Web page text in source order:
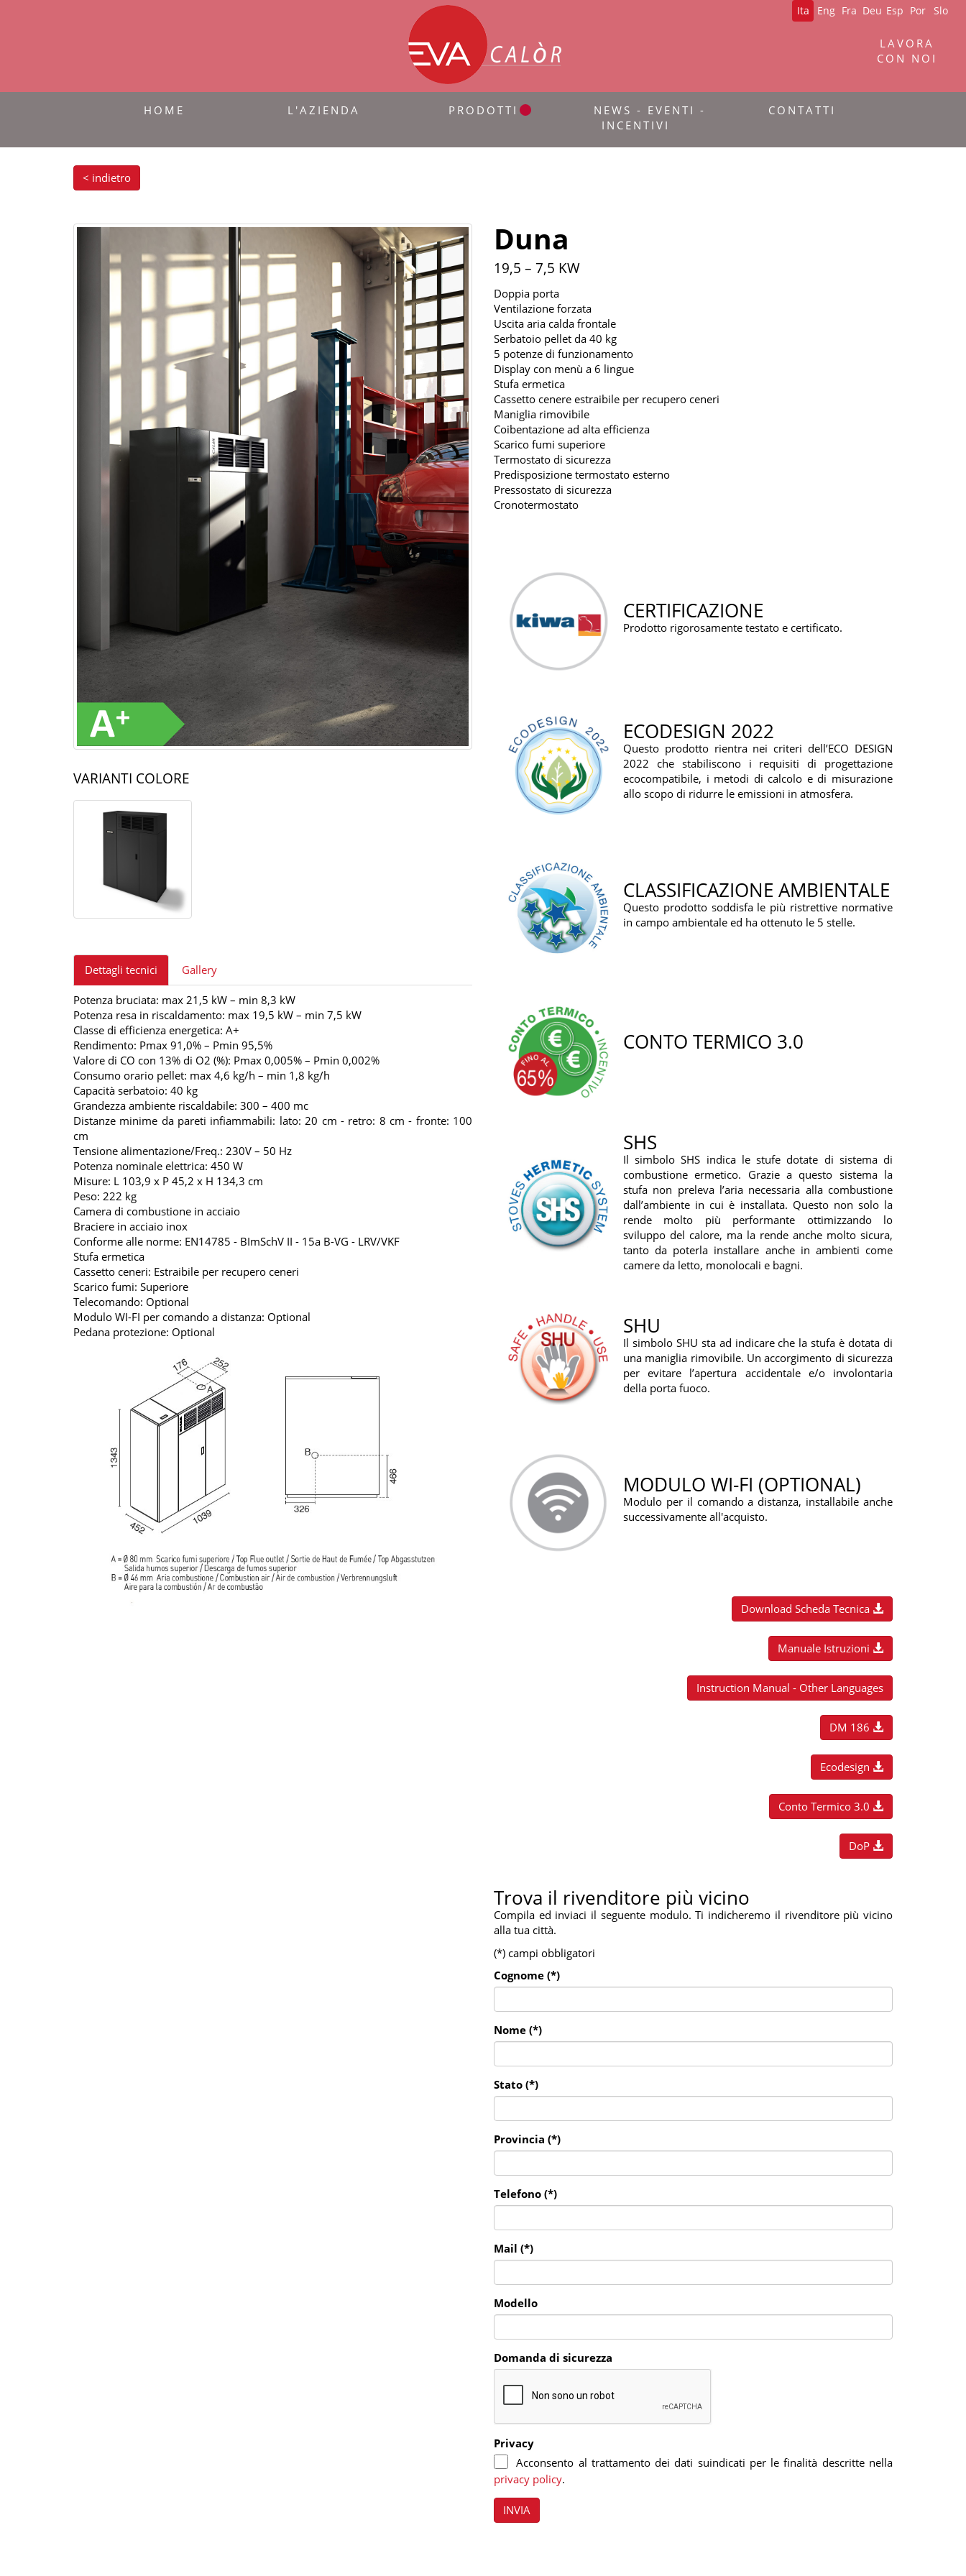
Ita Eng Fra Deu Esp Por Slo
LAVORA
CON NOI
HOME L'AZIENDA PRODOTTI
NEWS - EVENTI -
INCENTIVI
CONTATTI
< indietro
VARIANTI COLORE
Dettagli tecnici Gallery
Potenza bruciata: max 21,5 kW – min 8,3 kW
Potenza resa in riscaldamento: max 19,5 kW – min 7,5 kW
Classe di efficienza energetica: A+
Rendimento: Pmax 91,0% – Pmin 95,5%
Valore di CO con 13% di O2 (%): Pmax 0,005% – Pmin 0,002%
Consumo orario pellet: max 4,6 kg/h – min 1,8 kg/h
Capacità serbatoio: 40 kg
Grandezza ambiente riscaldabile: 300 – 400 mc
Distanze minime da pareti infiammabili: lato: 20 cm - retro: 8 cm - fronte: 100
cm
Tensione alimentazione/Freq.: 230V – 50 Hz
Potenza nominale elettrica: 450 W
Misure: L 103,9 x P 45,2 x H 134,3 cm
Peso: 222 kg
Camera di combustione in acciaio
Braciere in acciaio inox
Conforme alle norme: EN14785 - BImSchV II - 15a B-VG - LRV/VKF
Stufa ermetica
Cassetto ceneri: Estraibile per recupero ceneri
Scarico fumi: Superiore
Telecomando: Optional
Modulo WI-FI per comando a distanza: Optional
Pedana protezione: Optional
Duna
19,5 – 7,5 KW
Doppia porta
Ventilazione forzata
Uscita aria calda frontale
Serbatoio pellet da 40 kg
5 potenze di funzionamento
Display con menù a 6 lingue
Stufa ermetica
Cassetto cenere estraibile per recupero ceneri
Maniglia rimovibile
Coibentazione ad alta efficienza
Scarico fumi superiore
Termostato di sicurezza
Predisposizione termostato esterno
Pressostato di sicurezza
Cronotermostato
CERTIFICAZIONE
Prodotto rigorosamente testato e certificato.
ECODESIGN 2022
Questo prodotto rientra nei criteri dell’ECO DESIGN
2022 che stabiliscono i requisiti di progettazione
ecocompatibile, i metodi di calcolo e di misurazione
allo scopo di ridurre le emissioni in atmosfera.
CLASSIFICAZIONE AMBIENTALE
Questo prodotto soddisfa le più ristrettive normative
in campo ambientale ed ha ottenuto le 5 stelle.
CONTO TERMICO 3.0
SHS
Il simbolo SHS indica le stufe dotate di sistema di
combustione ermetico. Grazie a questo sistema la
stufa non preleva l’aria necessaria alla combustione
dall’ambiente in cui è installata. Questo non solo la
rende molto più performante ottimizzando lo
sviluppo del calore, ma la rende anche molto sicura,
tanto da poterla installare anche in ambienti come
camere da letto, monolocali e bagni.
SHU
Il simbolo SHU sta ad indicare che la stufa è dotata di
una maniglia rimovibile. Un accorgimento di sicurezza
per evitare l’apertura accidentale e/o involontaria
della porta fuoco.
MODULO WI-FI (OPTIONAL)
Modulo per il comando a distanza, installabile anche
successivamente all'acquisto.
Download Scheda Tecnica
Manuale Istruzioni
Instruction Manual - Other Languages
DM 186
Ecodesign
Conto Termico 3.0
DoP
Trova il rivenditore più vicino
Compila ed inviaci il seguente modulo. Ti indicheremo il rivenditore più vicino
alla tua città.
(*) campi obbligatori
Cognome (*)
Nome (*)
Stato (*)
Provincia (*)
Telefono (*)
Mail (*)
Modello
Domanda di sicurezza
Privacy
Acconsento al trattamento dei dati suindicati per le finalità descritte nella
privacy policy.
INVIA